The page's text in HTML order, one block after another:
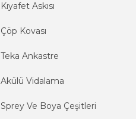
Kıyafet Askısı
Çöp Kovası
Teka Ankastre
Akülü Vidalama
Sprey Ve Boya Çeşitleri